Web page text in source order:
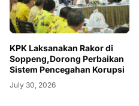
KPK Laksanakan Rakor di
Soppeng,Dorong Perbaikan
Sistem Pencegahan Korupsi
July 30, 2026